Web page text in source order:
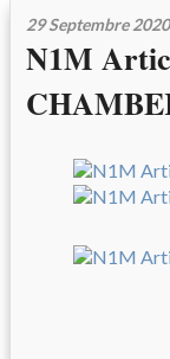
29 Septembre 2020
N1M